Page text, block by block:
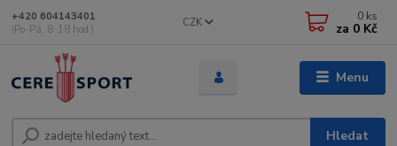
Menu
CZK
Hledat
+420 604143401
(Po-Pá, 8-18 hod.)
0 ks
za 0 Kč